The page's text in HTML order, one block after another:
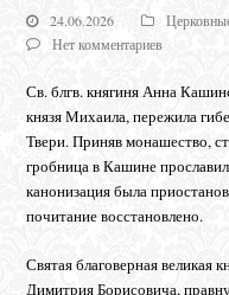
24.06.2026
Нет комментариев
Св. блгв. княгиня Анна
князя Михаила, пережила
Твери. Приняв монашество,
гробница в Кашине
канонизация была
почитание восстановлено.
Святая благоверная великая
Димитрия Борисовича,